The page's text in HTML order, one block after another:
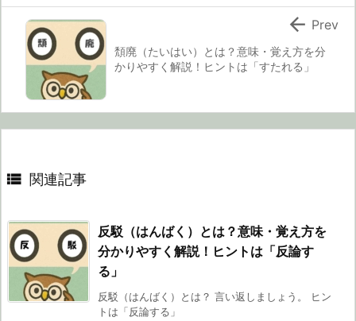
頽廃（たいはい）とは？意味・覚え方を分
かりやすく解説！ヒントは「すたれる」
 Prev
 関連記事
反駁（はんばく）とは？意味・覚え方を
分かりやすく解説！ヒントは「反論す
る」
反駁（はんばく）とは？ 言い返しましょう。 ヒン
トは「反論する」